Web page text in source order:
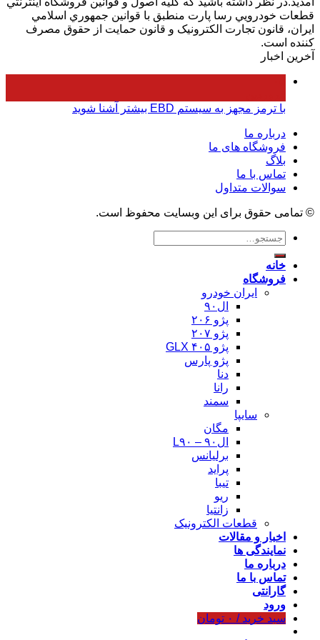
قطعات خودرويي رسا پارت منطبق با قوانين جمهوري اسلامي
ايران، قانون تجارت الکترونيک و قانون حمايت از حقوق مصرف
کننده است.
آخرین اخبار
با ترمز مجهز به سیستم EBD بیشتر آشنا شوید
درباره ما
فروشگاه های ما
بلاگ
تماس با ما
سوالات متداول
© تمامی حقوق برای این وبسایت محفوظ است.
جستجو
خانه
فروشگاه
ایران خودرو
ال۹۰
پژو ۲۰۶
پژو ۲۰۷
پژو ۴۰۵ GLX
پژو پارس
دنا
رانا
سمند
سایپا
مگان
ال۹۰ – L۹۰
برلیانس
پراید
تیبا
ریو
زانتیا
قطعات الکترونیک
اخبار و مقالات
نمایندگی ها
درباره ما
تماس با ما
گارانتی
ورود
سبد خرید / ۰ تومان